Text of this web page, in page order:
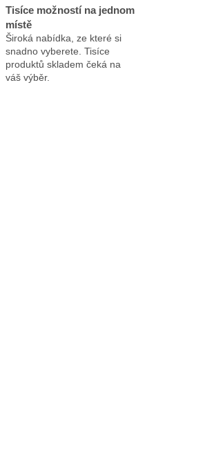
Tisíce možností na jednom
místě
Široká nabídka, ze které si
snadno vyberete. Tisíce
produktů skladem čeká na
váš výběr.